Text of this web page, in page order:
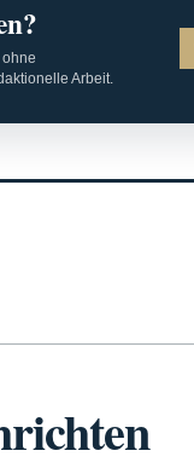
Arbeit.